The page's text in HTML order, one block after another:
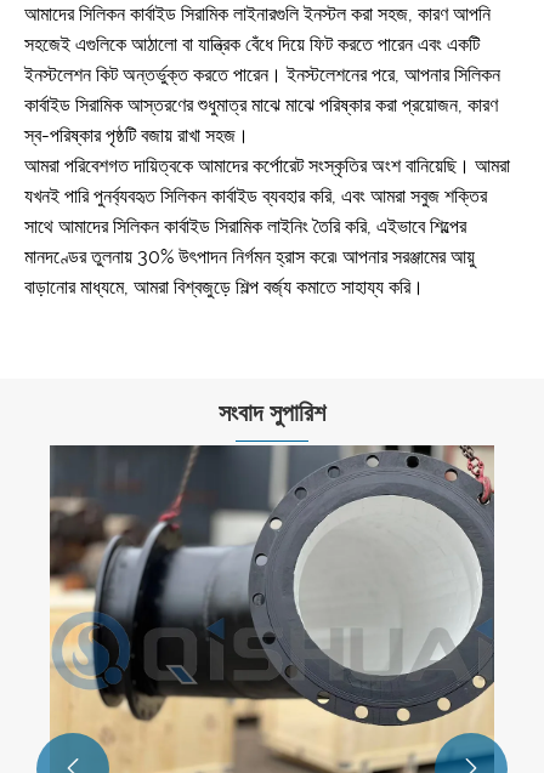
আমাদের সিলিকন কার্বাইড সিরামিক লাইনারগুলি ইনস্টল করা সহজ, কারণ আপনি
সহজেই এগুলিকে আঠালো বা যান্ত্রিক বেঁধে দিয়ে ফিট করতে পারেন এবং একটি
ইনস্টলেশন কিট অন্তর্ভুক্ত করতে পারেন। ইনস্টলেশনের পরে, আপনার সিলিকন
কার্বাইড সিরামিক আস্তরণের শুধুমাত্র মাঝে মাঝে পরিষ্কার করা প্রয়োজন, কারণ
স্ব-পরিষ্কার পৃষ্ঠটি বজায় রাখা সহজ।
আমরা পরিবেশগত দায়িত্বকে আমাদের কর্পোরেট সংস্কৃতির অংশ বানিয়েছি। আমরা
যখনই পারি পুনর্ব্যবহৃত সিলিকন কার্বাইড ব্যবহার করি, এবং আমরা সবুজ শক্তির
সাথে আমাদের সিলিকন কার্বাইড সিরামিক লাইনিং তৈরি করি, এইভাবে শিল্পের
মানদণ্ডের তুলনায় 30% উৎপাদন নির্গমন হ্রাস করে৷ আপনার সরঞ্জামের আয়ু
বাড়ানোর মাধ্যমে, আমরা বিশ্বজুড়ে শিল্প বর্জ্য কমাতে সাহায্য করি।
সংবাদ সুপারিশ
Shandong Qishuai Wear-resistant
Equipment Co., Ltd. ক্রোমিয়াম কার্বাইড ওভারলে
পরিধান প্লেট: বিশ্বব্যাপী গ্রাহকদের খরচ-সঞ্চয় মান প্রদান করে
একাধিক শিল্প জুড়ে ব্যাপকভাবে ব্যবহৃত হয়।
আরো দেখুন >>
 